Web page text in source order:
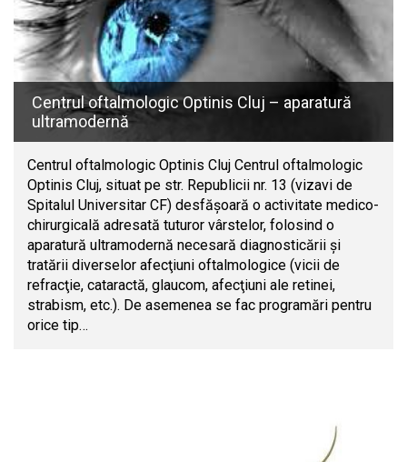
Centrul oftalmologic Optinis Cluj – aparatură
ultramodernă
Centrul oftalmologic Optinis Cluj Centrul oftalmologic
Optinis Cluj, situat pe str. Republicii nr. 13 (vizavi de
Spitalul Universitar CF) desfăşoară o activitate medico-
chirurgicală adresată tuturor vârstelor, folosind o
aparatură ultramodernă necesară diagnosticării şi
tratării diverselor afecţiuni oftalmologice (vicii de
refracţie, cataractă, glaucom, afecţiuni ale retinei,
strabism, etc.). De asemenea se fac programări pentru
orice tip…